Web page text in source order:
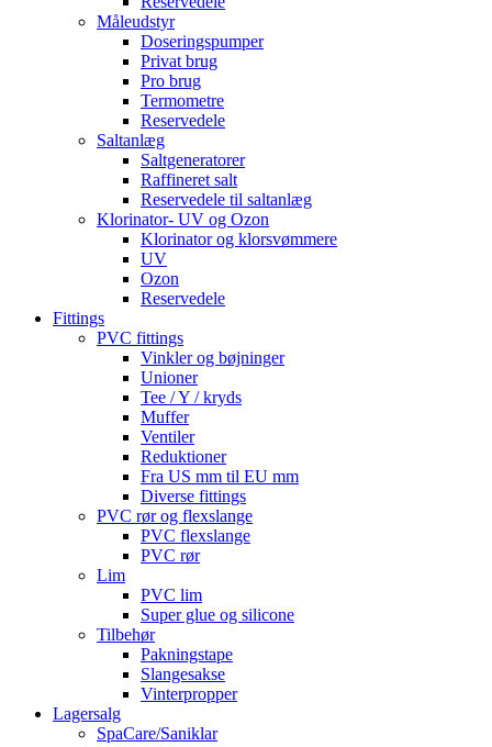
Måleudstyr
Doseringspumper
Privat brug
Pro brug
Termometre
Reservedele
Saltanlæg
Saltgeneratorer
Raffineret salt
Reservedele til saltanlæg
Klorinator- UV og Ozon
Klorinator og klorsvømmere
UV
Ozon
Reservedele
Fittings
PVC fittings
Vinkler og bøjninger
Unioner
Tee / Y / kryds
Muffer
Ventiler
Reduktioner
Fra US mm til EU mm
Diverse fittings
PVC rør og flexslange
PVC flexslange
PVC rør
Lim
PVC lim
Super glue og silicone
Tilbehør
Pakningstape
Slangesakse
Vinterpropper
Lagersalg
SpaCare/Saniklar